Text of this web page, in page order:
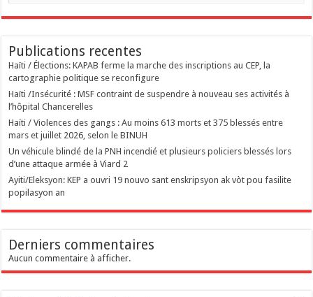
Publications recentes
Haïti / Élections: KAPAB ferme la marche des inscriptions au CEP, la
cartographie politique se reconfigure
Haïti /Insécurité : MSF contraint de suspendre à nouveau ses activités à
l’hôpital Chancerelles
Haïti / Violences des gangs : Au moins 613 morts et 375 blessés entre
mars et juillet 2026, selon le BINUH
Un véhicule blindé de la PNH incendié et plusieurs policiers blessés lors
d’une attaque armée à Viard 2
‎Ayiti/Eleksyon: KEP a ouvri 19 nouvo sant enskripsyon ak vòt pou fasilite
popilasyon an
Derniers commentaires
Aucun commentaire à afficher.